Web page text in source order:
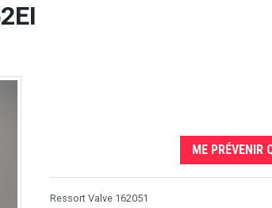
ME PRÉVENIR
Ressort Valve 162051